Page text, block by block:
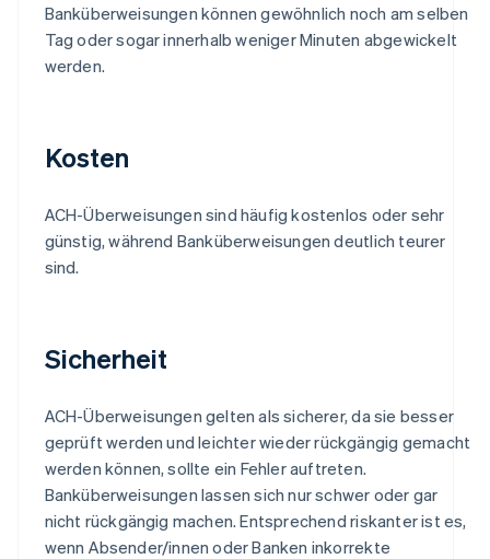
Banküberweisungen können gewöhnlich noch am selben
Tag oder sogar innerhalb weniger Minuten abgewickelt
werden.
Kosten
ACH-Überweisungen sind häufig kostenlos oder sehr
günstig, während Banküberweisungen deutlich teurer
sind.
Sicherheit
ACH-Überweisungen gelten als sicherer, da sie besser
geprüft werden und leichter wieder rückgängig gemacht
werden können, sollte ein Fehler auftreten.
Banküberweisungen lassen sich nur schwer oder gar
nicht rückgängig machen. Entsprechend riskanter ist es,
wenn Absender/innen oder Banken inkorrekte